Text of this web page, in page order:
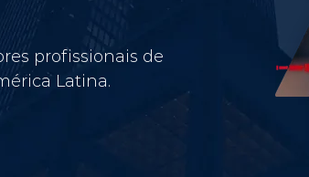
profissionais de
Latina.